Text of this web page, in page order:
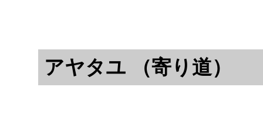
アヤタユ （寄り道）